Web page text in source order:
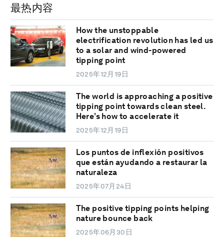
最热内容
How the unstoppable
electrification revolution has led us
to a solar and wind-powered
tipping point
2025年12月19日
The world is approaching a positive
tipping point towards clean steel.
Here’s how to accelerate it
2025年12月19日
Los puntos de inflexión positivos
que están ayudando a restaurar la
naturaleza
2025年07月24日
The positive tipping points helping
nature bounce back
2025年06月30日